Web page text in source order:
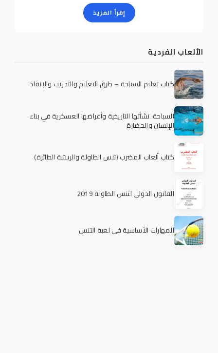
إقرأ المزيد
الألعاب الفردية
كتاب تعليم السباحة – طرق التعليم والتدريب والإنقاذ
السباحة: نشأتها التاريخية وأغراضها العسكرية في بناء
الإنسان والحضارة
كتاب ألعاب المضرب (تنس الطاولة والريشة الطائرة)
القانون الدولي لتنس الطاولة 2019
المهارات الأساسية في لعبة التنس